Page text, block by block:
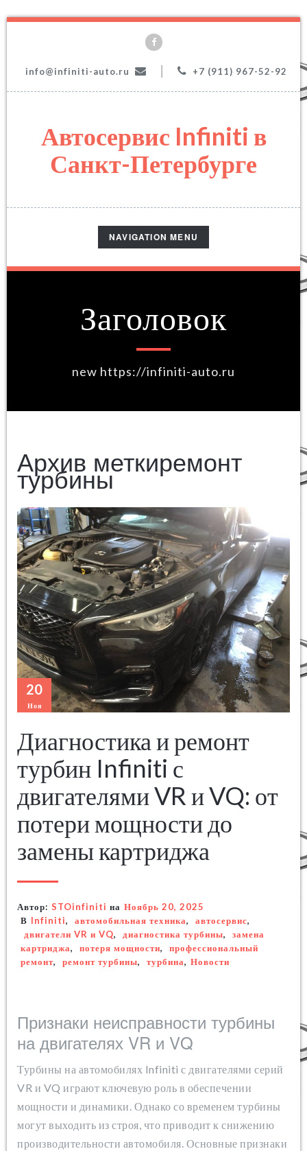
info@infiniti-auto.ru +7 (911) 967-52-92
Автосервис Infiniti в
Санкт-Петербурге
TOGGLE
NAVIGATION
NAVIGATION MENU
Заголовок
new https://infiniti-auto.ru
Архив меткиремонт
турбины
20
Ноя
Диагностика и ремонт
турбин Infiniti с
двигателями VR и VQ: от
потери мощности до
замены картриджа
Автор: STOinfiniti на Ноябрь 20, 2025
В Infiniti, автомобильная техника, автосервис,
двигатели VR и VQ, диагностика турбины,
замена
картриджа, потеря мощности,
профессиональный
ремонт, ремонт турбины, турбина, Новости
Признаки неисправности турбины
на двигателях VR и VQ
Турбины на автомобилях Infiniti с двигателями серий
VR и VQ играют ключевую роль в обеспечении
мощности и динамики. Однако со временем турбины
могут выходить из строя, что приводит к снижению
производительности автомобиля. Основные признаки